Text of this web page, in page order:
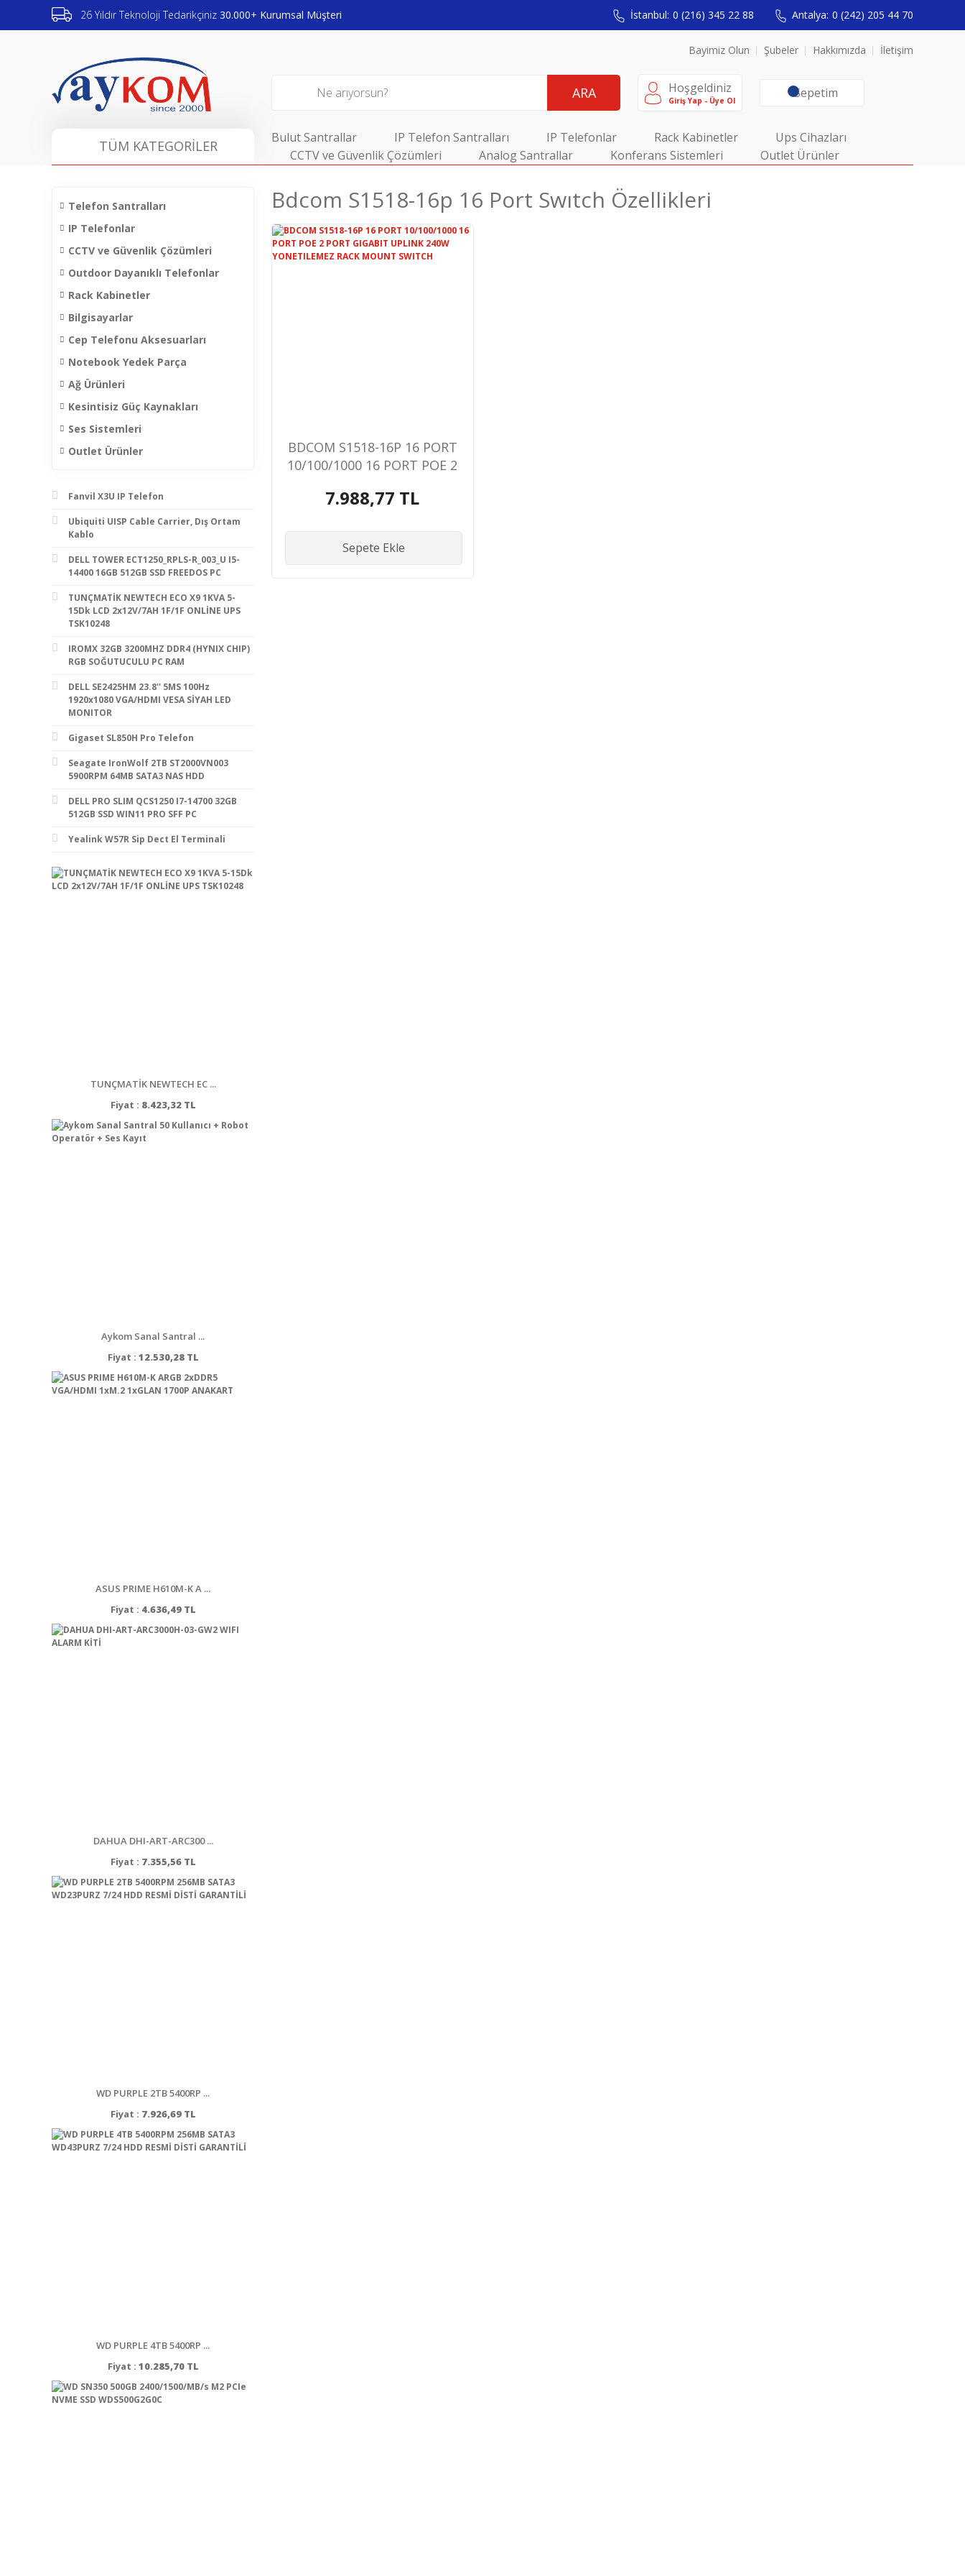
26 Yıldır Teknoloji Tedarikçiniz 30.000+ Kurumsal Müşteri İstanbul: 0 (216) 345 22 88 Antalya: 0 (242) 205 44 70
Bayimiz Olun Şubeler Hakkımızda İletişim
ARA Hoşgeldiniz
Giriş Yap - Üye Ol Sepetim
TÜM KATEGORİLER Bulut Santrallar IP Telefon Santralları IP Telefonlar Rack Kabinetler
Ups Cihazları
CCTV ve Güvenlik Çözümleri
Analog Santrallar Konferans Sistemleri Outlet Ürünler
Telefon Santralları
IP Telefonlar
CCTV ve Güvenlik Çözümleri
Outdoor Dayanıklı Telefonlar
Rack Kabinetler
Bilgisayarlar
Cep Telefonu Aksesuarları
Notebook Yedek Parça
Ağ Ürünleri
Kesintisiz Güç Kaynakları
Ses Sistemleri
Outlet Ürünler
Fanvil X3U IP Telefon
Ubiquiti UISP Cable Carrier, Dış Ortam
Kablo
DELL TOWER ECT1250_RPLS-R_003_U I5-
14400 16GB 512GB SSD FREEDOS PC
TUNÇMATİK NEWTECH ECO X9 1KVA 5-
15Dk LCD 2x12V/7AH 1F/1F ONLİNE UPS
TSK10248
IROMX 32GB 3200MHZ DDR4 (HYNIX CHIP)
RGB SOĞUTUCULU PC RAM
DELL SE2425HM 23.8'' 5MS 100Hz
1920x1080 VGA/HDMI VESA SİYAH LED
MONITOR
Gigaset SL850H Pro Telefon
Seagate IronWolf 2TB ST2000VN003
5900RPM 64MB SATA3 NAS HDD
DELL PRO SLIM QCS1250 I7-14700 32GB
512GB SSD WIN11 PRO SFF PC
Yealink W57R Sip Dect El Terminali
TUNÇMATİK NEWTECH EC ...
Fiyat : 8.423,32 TL
Aykom Sanal Santral ...
Fiyat : 12.530,28 TL
ASUS PRIME H610M-K A ...
Fiyat : 4.636,49 TL
DAHUA DHI-ART-ARC300 ...
Fiyat : 7.355,56 TL
WD PURPLE 2TB 5400RP ...
Fiyat : 7.926,69 TL
WD PURPLE 4TB 5400RP ...
Fiyat : 10.285,70 TL
Bdcom S1518-16p 16 Port Swıtch Özellikleri
BDCOM S1518-16P 16 PORT
10/100/1000 16 PORT POE 2
240W YONETILEMEZ RACK
7.988,77 TL
Sepete Ekle